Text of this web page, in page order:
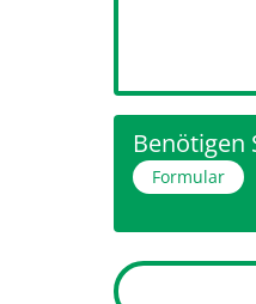
Benötigen
Formular